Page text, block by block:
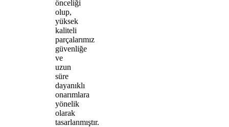
önceliği
olup,
yüksek
kaliteli
parçalarımız
güvenliğe
ve
uzun
süre
dayanıklı
onarımlara
yönelik
olarak
tasarlanmıştır.